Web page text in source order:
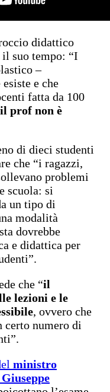
didattico
suo tempo: “I
–
e che
fatta da 100
prof non è
di dieci studenti
che “i ragazzi,
problemi
scuola: si
un tipo di
modalità
dovrebbe
e didattica per
che “il
lezioni e le
, ovvero che
certo numero di
ministro